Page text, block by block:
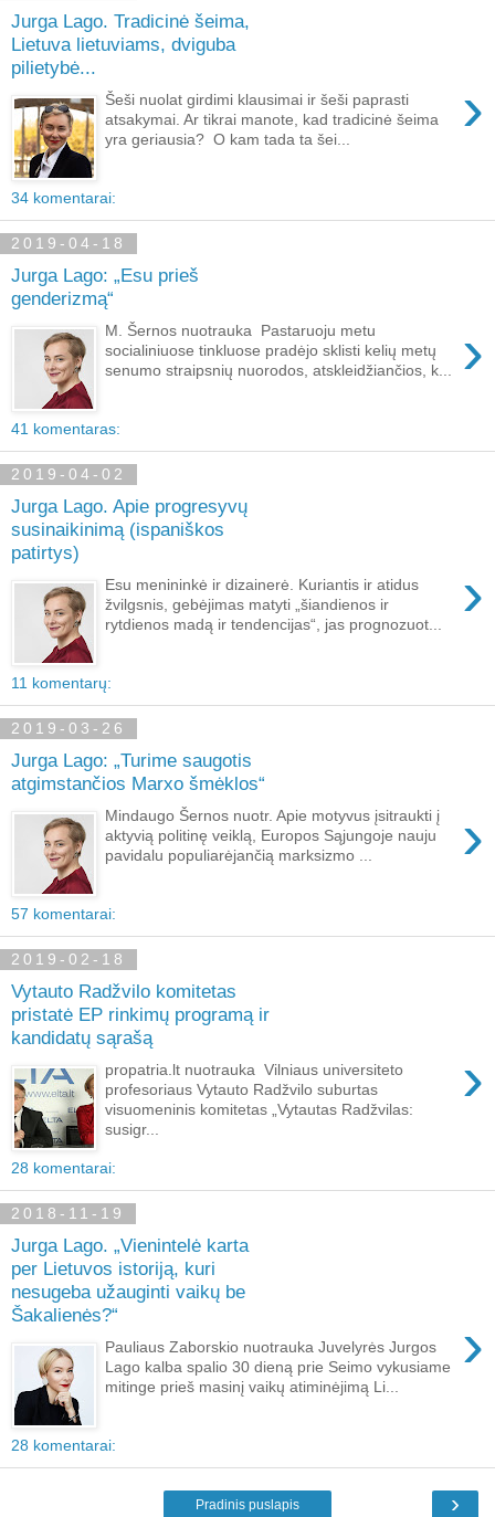
Jurga Lago. Tradicinė šeima,
Lietuva lietuviams, dviguba
pilietybė...
›
Šeši nuolat girdimi klausimai ir šeši paprasti
atsakymai. Ar tikrai manote, kad tradicinė šeima
yra geriausia? O kam tada ta šei...
34 komentarai:
2019-04-18
Jurga Lago: „Esu prieš
genderizmą“
›
M. Šernos nuotrauka Pastaruoju metu
socialiniuose tinkluose pradėjo sklisti kelių metų
senumo straipsnių nuorodos, atskleidžiančios, k...
41 komentaras:
2019-04-02
Jurga Lago. Apie progresyvų
susinaikinimą (ispaniškos
patirtys)
›
Esu menininkė ir dizainerė. Kuriantis ir atidus
žvilgsnis, gebėjimas matyti „šiandienos ir
rytdienos madą ir tendencijas“, jas prognozuot...
11 komentarų:
2019-03-26
Jurga Lago: „Turime saugotis
atgimstančios Marxo šmėklos“
›
Mindaugo Šernos nuotr. Apie motyvus įsitraukti į
aktyvią politinę veiklą, Europos Sąjungoje nauju
pavidalu populiarėjančią marksizmo ...
57 komentarai:
2019-02-18
Vytauto Radžvilo komitetas
pristatė EP rinkimų programą ir
kandidatų sąrašą
›
propatria.lt nuotrauka Vilniaus universiteto
profesoriaus Vytauto Radžvilo suburtas
visuomeninis komitetas „Vytautas Radžvilas:
susigr...
28 komentarai:
2018-11-19
Jurga Lago. „Vienintelė karta
per Lietuvos istoriją, kuri
nesugeba užauginti vaikų be
Šakalienės?“
›
Pauliaus Zaborskio nuotrauka Juvelyrės Jurgos
Lago kalba spalio 30 dieną prie Seimo vykusiame
mitinge prieš masinį vaikų atiminėjimą Li...
28 komentarai:
›
Pradinis puslapis